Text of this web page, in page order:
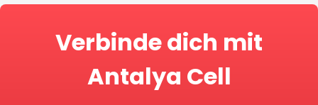
Verbinde dich mit
Antalya Cell